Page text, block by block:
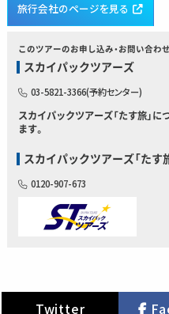
旅行会社のページを見る
このツアーのお申し込み・お問い合わ
スカイパックツアーズ
03-5821-3366(予約センター)
スカイパックツアーズ「たす旅」
ます。
スカイパックツアーズ「たす
0120-907-673
Twitter